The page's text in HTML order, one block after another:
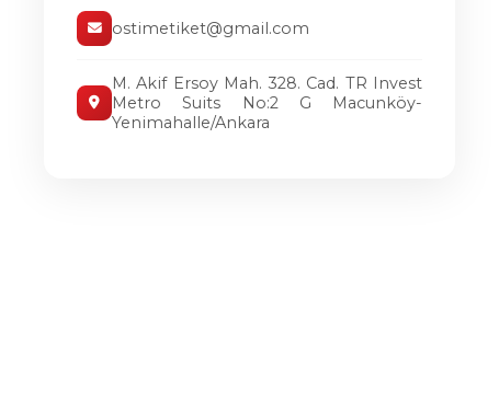
ostimetiket@gmail.com
M. Akif Ersoy Mah. 328. Cad. TR Invest
Metro Suits No:2 G Macunköy-
Yenimahalle/Ankara